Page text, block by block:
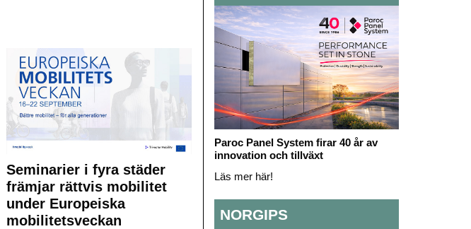
Seminarier i fyra städer
främjar rättvis mobilitet
under Europeiska
mobilitetsveckan
Paroc Panel System firar 40 år av
innovation och tillväxt
Läs mer här!
NORGIPS